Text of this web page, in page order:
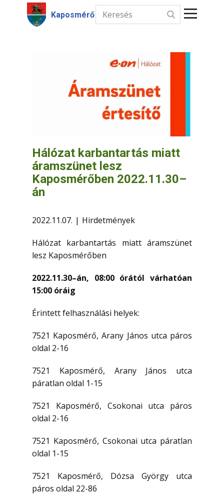
Kaposmérő
Hírek
Intézmények
Információk
Kapcsolat
Hálózat karbantartás miatt
áramszünet lesz
Kaposmérőben 2022.11.30–
án
2022.11.07. Hirdetmények
Hálózat karbantartás miatt áramszünet
lesz Kaposmérőben
2022.11.30–án, 08:00 órától várhatóan
15:00 óráig
Érintett felhasználási helyek:
7521 Kaposmérő, Arany János utca páros
oldal 2-16
7521 Kaposmérő, Arany János utca
páratlan oldal 1-15
7521 Kaposmérő, Csokonai utca páros
oldal 2-16
7521 Kaposmérő, Csokonai utca páratlan
oldal 1-15
7521 Kaposmérő, Dózsa György utca
páros oldal 22-86